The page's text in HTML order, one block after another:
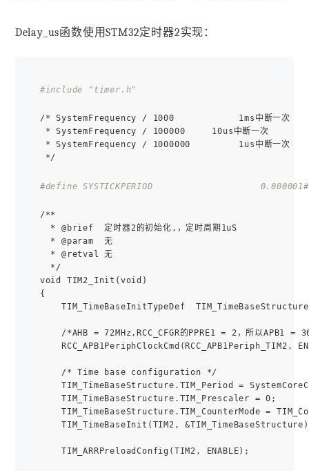
Delay_us函数使用STM32定时器2实现：
#include "timer.h"
/* SystemFrequency / 1000            1ms中断一次
* SystemFrequency / 100000     10us中断一次
* SystemFrequency / 1000000         1us中断一次
*/
#define SYSTICKPERIOD                    0.000001
/**
* @brief  定时器2的初始化,，定时周期1uS
* @param  无
* @retval 无
*/
void TIM2_Init(void)
{
TIM_TimeBaseInitTypeDef
/*AHB = 72MHz,RCC_CFGR的PPRE1 = 2，所以APB1 =
RCC_APB1PeriphClockCmd(RCC_APB1Periph_TIM2,
/* Time base configuration */
TIM_TimeBaseStructure.TIM_Period =
TIM_TimeBaseStructure.TIM_Prescaler = 0;
TIM_TimeBaseStructure.TIM_CounterMode =
TIM_TimeBaseInit(TIM2,
TIM_ARRPreloadConfig(TIM2, ENABLE);